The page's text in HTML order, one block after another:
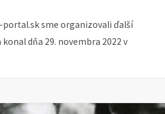
portal.sk sme organizovali ďalší
dňa 29. novembra 2022 v